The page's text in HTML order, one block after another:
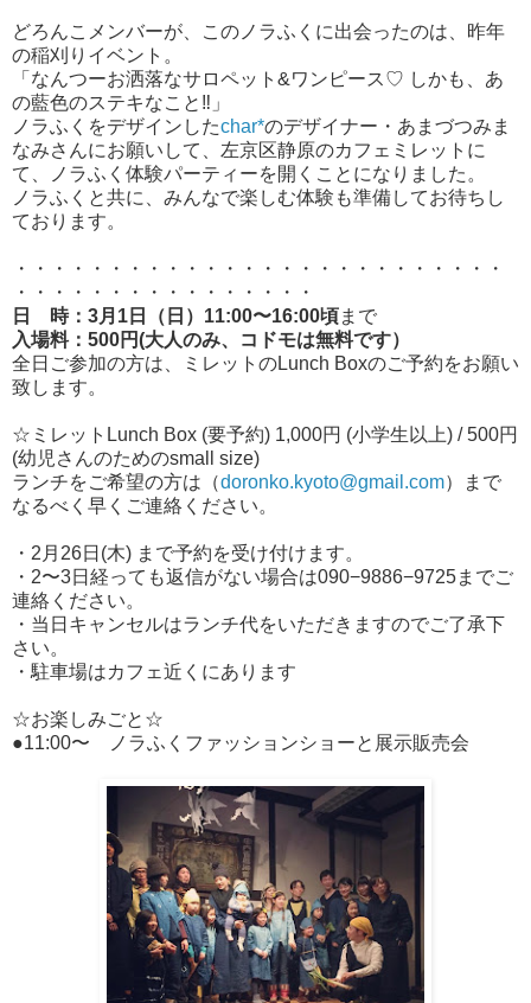
どろんこメンバーが、このノラふくに出会ったのは、昨年
の稲刈りイベント。
「なんつーお洒落なサロペット&ワンピース♡ しかも、あ
の藍色のステキなこと‼︎」
ノラふくをデザインしたchar*のデザイナー・あまづつみま
なみさんにお願いして、左京区静原のカフェミレットに
て、ノラふく体験パーティーを開くことになりました。
ノラふくと共に、みんなで楽しむ体験も準備してお待ちし
ております。
・・・・・・・・・・・・・・・・・・・・・・・・・・
・・・・・・・・・・・・・・・・
日 時：3月1日（日）11:00〜16:00頃まで
入場料：500円(大人のみ、コドモは無料です）
全日ご参加の方は、ミレットのLunch Boxのご予約をお願い
致します。
☆ミレットLunch Box (要予約) 1,000円 (小学生以上) / 500円
(幼児さんのためのsmall size)
ランチをご希望の方は（doronko.kyoto@gmail.com）まで
なるべく早くご連絡ください。
・2月26日(木) まで予約を受け付けます。
・2〜3日経っても返信がない場合は090−9886−9725までご
連絡ください。
・当日キャンセルはランチ代をいただきますのでご了承下
さい。
・駐車場はカフェ近くにあります
☆お楽しみごと☆
●11:00〜 ノラふくファッションショーと展示販売会